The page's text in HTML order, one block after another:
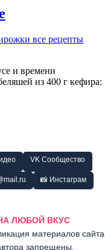
все рецепты
и времени
из 400 г кефира:
VK Сообщество
📸 Инстаграм
ЛЮБОЙ ВКУС
материалов сайта
запрещены.